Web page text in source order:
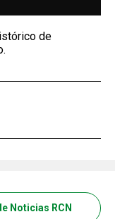
de
Noticias RCN